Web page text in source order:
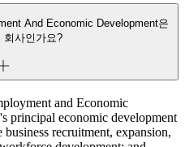
And Economic Development은
회사인가요?
and Economic
principal economic development
recruitment, expansion,